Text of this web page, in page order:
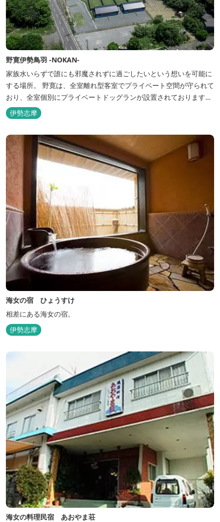
野寛伊勢鳥羽 -NOKAN-
家族水いらずで誰にも邪魔されずに過ごしたいという想いを可能に
する場所。 野寛は、全室離れ型客室でプライベート空間が守られて
おり、全室個別にプライベートドッグランが設置されております。
室内面積66㎡～115㎡、プライベートドッグラン面積140㎡～330㎡
を設置した広い作りで、 和モダンをコンセプトとした洗練されたデ
ラ...
伊勢志摩
海女の宿 ひょうすけ
相差にある海女の宿。
伊勢志摩
海女の料理民宿 あおやま荘